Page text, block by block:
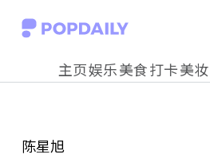
S
o
主页娱乐美食打卡美妆
陈星旭